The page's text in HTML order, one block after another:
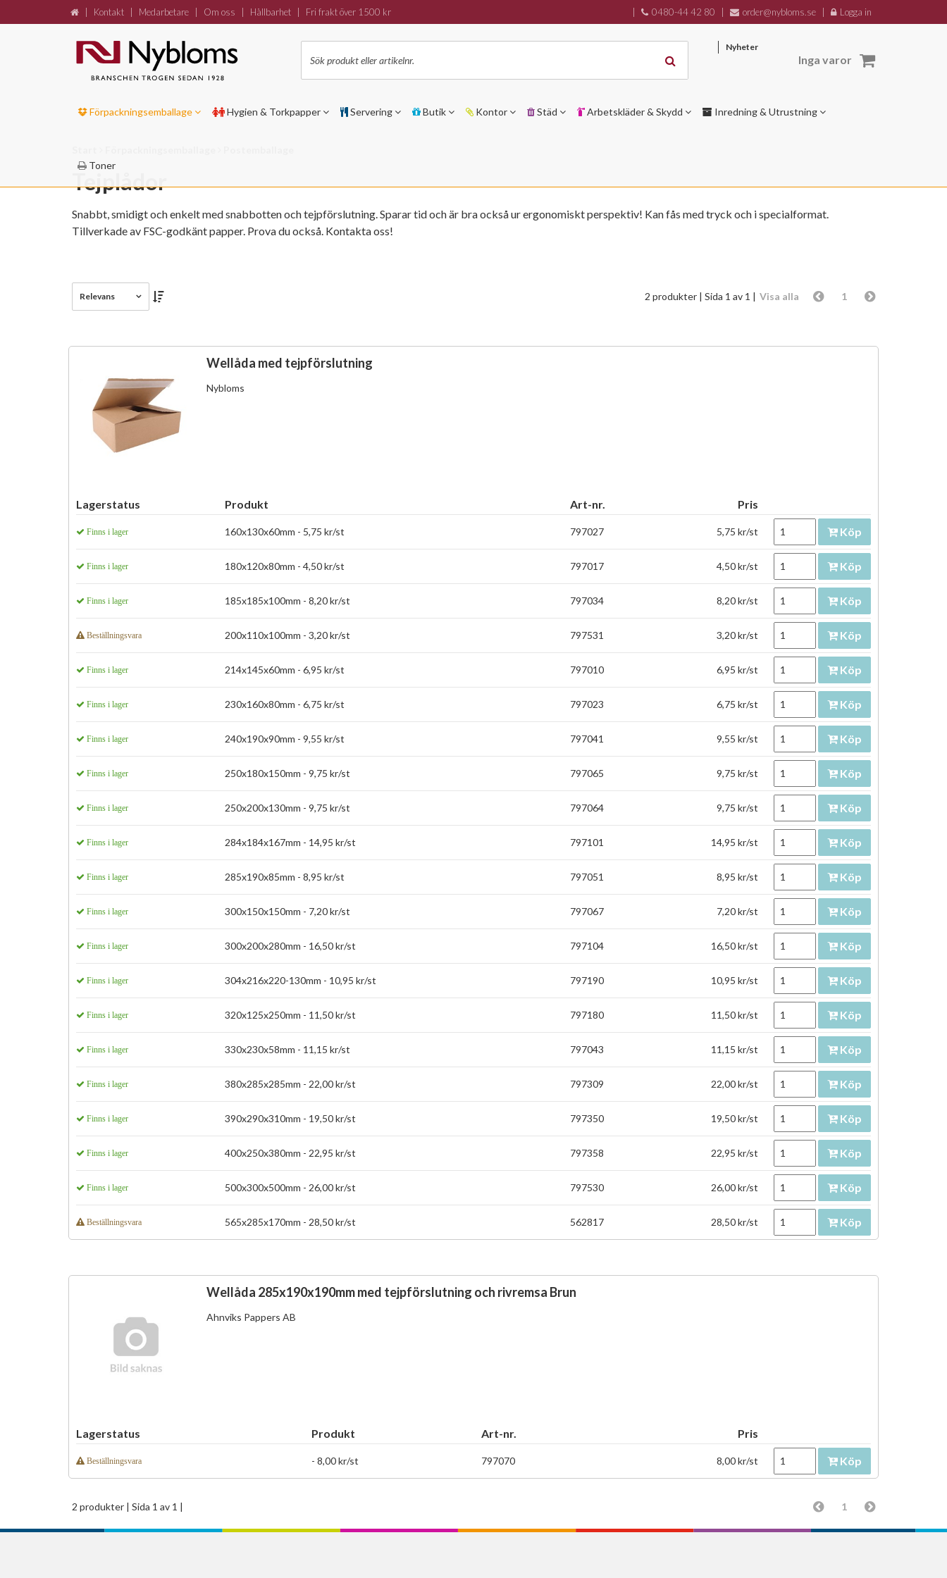
Tejplådor
Snabbt, smidigt och enkelt med snabbotten och tejpförslutning. Sparar tid och är bra också ur ergonomiskt perspektiv! Kan fås med tryck och i specialformat.
Tillverkade av FSC-godkänt papper. Prova du också. Kontakta oss!
Relevans 1
Visa alla
2 produkter | Sida 1 av 1 |
Wellåda med tejpförslutning
Nybloms
Lagerstatus Produkt Art-nr. Pris
Finns i lager 160x130x60mm - 5,75 kr/st 797027 5,75 kr/st Köp
Finns i lager 180x120x80mm - 4,50 kr/st 797017 4,50 kr/st Köp
Finns i lager 185x185x100mm - 8,20 kr/st 797034 8,20 kr/st Köp
Beställningsvara 200x110x100mm - 3,20 kr/st 797531 3,20 kr/st Köp
Finns i lager 214x145x60mm - 6,95 kr/st 797010 6,95 kr/st Köp
Finns i lager 230x160x80mm - 6,75 kr/st 797023 6,75 kr/st Köp
Finns i lager 240x190x90mm - 9,55 kr/st 797041 9,55 kr/st Köp
Finns i lager 250x180x150mm - 9,75 kr/st 797065 9,75 kr/st Köp
Finns i lager 250x200x130mm - 9,75 kr/st 797064 9,75 kr/st Köp
Finns i lager 284x184x167mm - 14,95 kr/st 797101 14,95 kr/st Köp
Finns i lager 285x190x85mm - 8,95 kr/st 797051 8,95 kr/st Köp
Finns i lager 300x150x150mm - 7,20 kr/st 797067 7,20 kr/st Köp
Finns i lager 300x200x280mm - 16,50 kr/st 797104 16,50 kr/st Köp
Finns i lager 304x216x220-130mm - 10,95 kr/st 797190 10,95 kr/st Köp
Finns i lager 320x125x250mm - 11,50 kr/st 797180 11,50 kr/st Köp
Finns i lager 330x230x58mm - 11,15 kr/st 797043 11,15 kr/st Köp
Finns i lager 380x285x285mm - 22,00 kr/st 797309 22,00 kr/st Köp
Finns i lager 390x290x310mm - 19,50 kr/st 797350 19,50 kr/st Köp
Finns i lager 400x250x380mm - 22,95 kr/st 797358 22,95 kr/st Köp
Finns i lager 500x300x500mm - 26,00 kr/st 797530 26,00 kr/st Köp
Beställningsvara 565x285x170mm - 28,50 kr/st 562817 28,50 kr/st Köp
Wellåda 285x190x190mm med tejpförslutning och rivremsa Brun
Ahnviks Pappers AB
Lagerstatus Produkt Art-nr. Pris
Beställningsvara - 8,00 kr/st 797070 8,00 kr/st Köp
2 produkter | Sida 1 av 1 | 1
Kontakt Medarbetare Om oss Hållbarhet Fri frakt över 1500 kr 0480-44 42 80 order@nybloms.se Logga in
Nyheter
Inga varor
Förpackningsemballage Hygien & Torkpapper Servering Butik Kontor Städ Arbetskläder & Skydd Inredning & Utrustning
Toner